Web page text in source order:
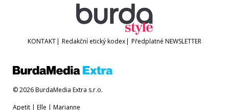
KONTAKT| Redakční etický kodex| Předplatné NEWSLETTER
© 2026 BurdaMedia Extra s.r.o.
Apetit | Elle | Marianne